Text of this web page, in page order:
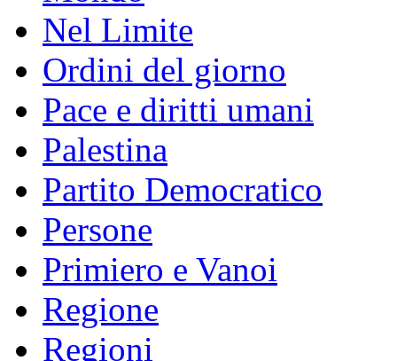
Nel Limite
Ordini del giorno
Pace e diritti umani
Palestina
Partito Democratico
Persone
Primiero e Vanoi
Regione
Regioni